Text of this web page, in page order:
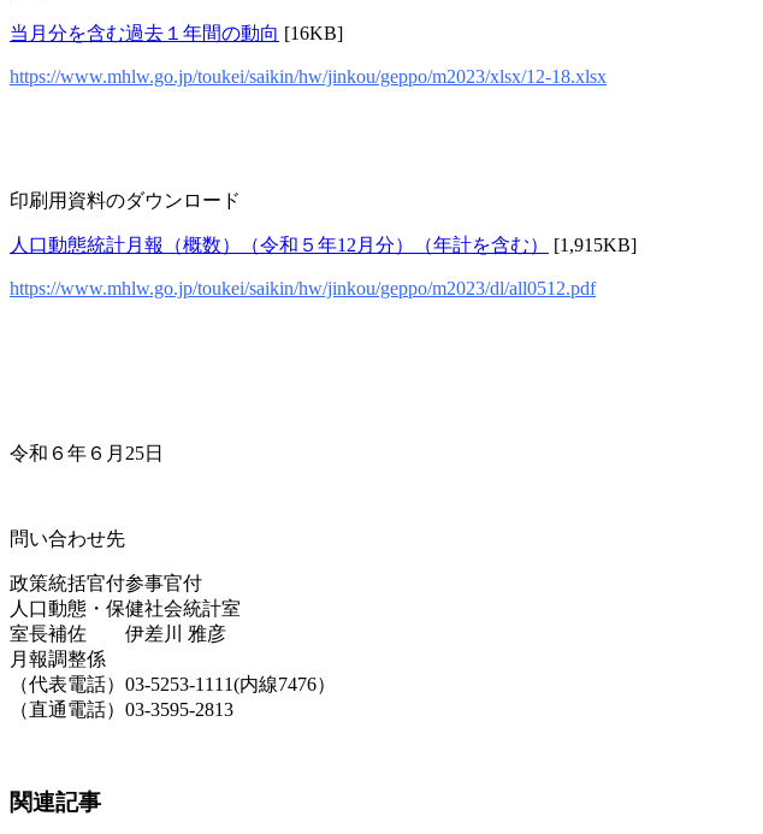
当月分を含む過去１年間の動向 [16KB]
https://www.mhlw.go.jp/toukei/saikin/hw/jinkou/geppo/m2023/xlsx/12-18.xlsx
印刷用資料のダウンロード
人口動態統計月報（概数）（令和５年12月分）（年計を含む） [1,915KB]
https://www.mhlw.go.jp/toukei/saikin/hw/jinkou/geppo/m2023/dl/all0512.pdf
令和６年６月25日
問い合わせ先
政策統括官付参事官付
人口動態・保健社会統計室
室長補佐 伊差川 雅彦
月報調整係
（代表電話）03-5253-1111(内線7476）
（直通電話）03-3595-2813
関連記事